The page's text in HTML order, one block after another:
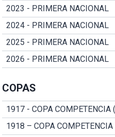
2023 - PRIMERA NACIONAL
2024 - PRIMERA NACIONAL
2025 - PRIMERA NACIONAL
2026 - PRIMERA NACIONAL
COPAS
1917 - COPA COMPETENCIA
1918 – COPA COMPETENCIA